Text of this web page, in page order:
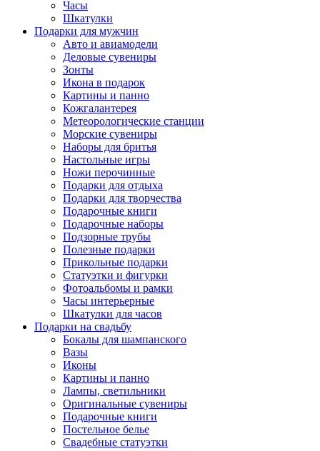
Часы
Шкатулки
Подарки для мужчин
Авто и авиамодели
Деловые сувениры
Зонты
Икона в подарок
Картины и панно
Кожгалантерея
Метеорологические станции
Морские сувениры
Наборы для бритья
Настольные игры
Ножи перочинные
Подарки для отдыха
Подарки для творчества
Подарочные книги
Подарочные наборы
Подзорные трубы
Полезные подарки
Прикольные подарки
Статуэтки и фигурки
Фотоальбомы и рамки
Часы интерьерные
Шкатулки для часов
Подарки на свадьбу
Бокалы для шампанского
Вазы
Иконы
Картины и панно
Лампы, светильники
Оригинальные сувениры
Подарочные книги
Постельное белье
Свадебные статуэтки